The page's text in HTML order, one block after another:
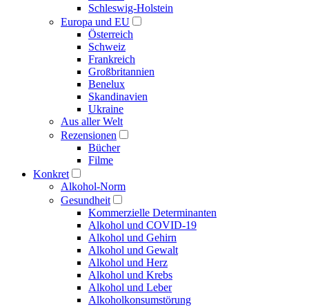
Schleswig-Holstein
Europa und EU
Österreich
Schweiz
Frankreich
Großbritannien
Benelux
Skandinavien
Ukraine
Aus aller Welt
Rezensionen
Bücher
Filme
Konkret
Alkohol-Norm
Gesundheit
Kommerzielle Determinanten
Alkohol und COVID-19
Alkohol und Gehirn
Alkohol und Gewalt
Alkohol und Herz
Alkohol und Krebs
Alkohol und Leber
Alkoholkonsumstörung